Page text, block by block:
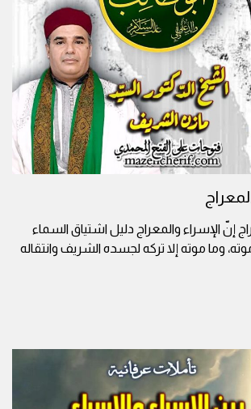
إنّ الإسراء والمعراج دليل اشتياق السماء
وما موته إلا تركه لجسده الشريف وانتقاله